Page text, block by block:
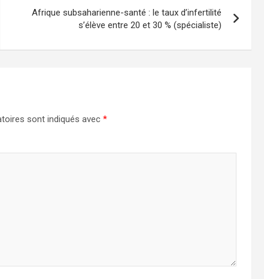
Afrique subsaharienne-santé : le taux d’infertilité
s’élève entre 20 et 30 % (spécialiste)
sont indiqués avec *